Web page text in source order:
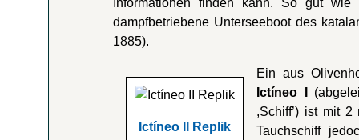
dampfbetriebene Unterseeboot des
1885).
Ictíneo II Replik
Ein aus
Ictíneo I
,Schiff’) ist mit
Tauchschiff